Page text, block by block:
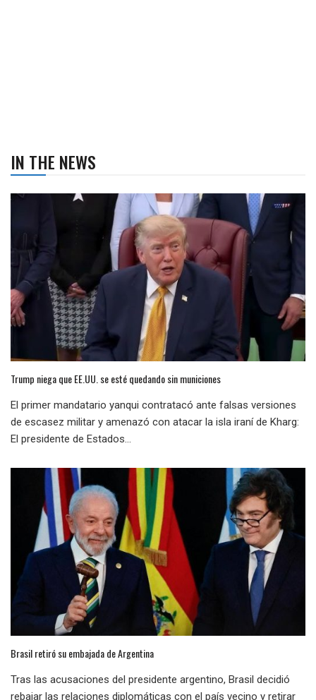
IN THE NEWS
Trump niega que EE.UU. se esté quedando sin municiones
El primer mandatario yanqui contratacó ante falsas versiones
de escasez militar y amenazó con atacar la isla iraní de Kharg:
El presidente de Estados...
Brasil retiró su embajada de Argentina
Tras las acusaciones del presidente argentino, Brasil decidió
rebajar las relaciones diplomáticas con el país vecino y retirar